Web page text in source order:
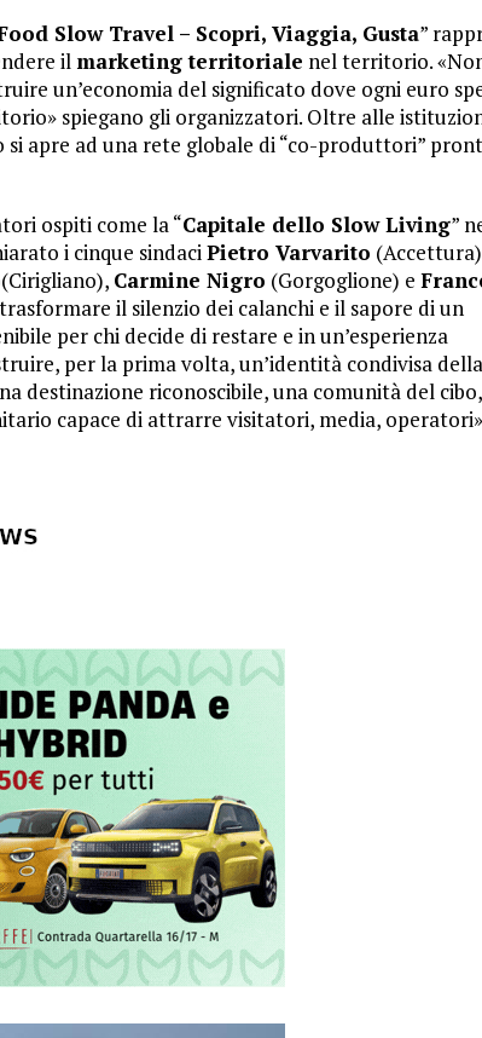
Slow Travel – Scopri, Viaggia, Gusta”
il marketing territoriale nel territorio.
un’economia del significato dove ogni euro
spiegano gli organizzatori. Oltre alle
apre ad una rete globale di “co-produttori”
ospiti come la “Capitale dello Slow Living”
i cinque sindaciPietro Varvarito
(Cirigliano), Carmine Nigro (Gorgoglione) e
il silenzio dei calanchi e il sapore di un
per chi decide di restare e in un’esperienza
per la prima volta, un’identità condivisa della
destinazione riconoscibile, una comunità del
capace di attrarre visitatori, media,